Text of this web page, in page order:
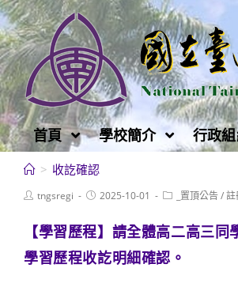
跳
轉
至
主
要
內
容
首頁 學校簡介 行政
> 收訖確認
Posttngsregi
Post2025-10-01
Post _置頂公告/註
【學習歷程】請全體高二高三
學習歷程收訖明細確認。